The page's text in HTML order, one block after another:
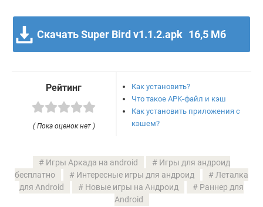
Скачать Super Bird v1.1.2.apk 16,5 Мб
Рейтинг
( Пока оценок нет )
Как установить?
Что такое APK-файл и кэш
Как установить приложения с
кэшем?
Игры Аркада на android
Игры для андроид
бесплатно
Интересные игры для андроид
Леталка
для Android
Новые игры на Андроид
Раннер для
Android